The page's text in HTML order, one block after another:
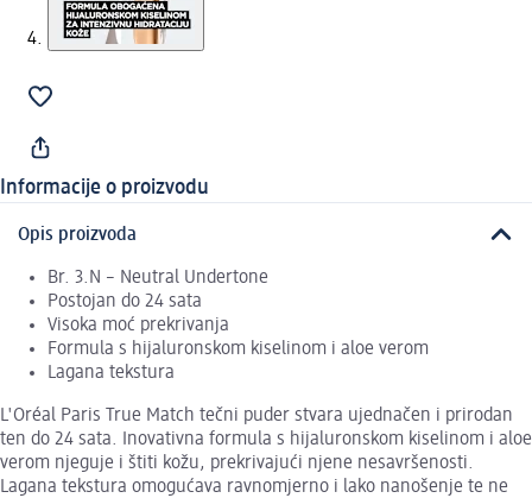
Informacije o proizvodu
Opis proizvoda
Br. 3.N – Neutral Undertone
Postojan do 24 sata
Visoka moć prekrivanja
Formula s hijaluronskom kiselinom i aloe verom
Lagana tekstura
L'Oréal Paris True Match tečni puder stvara ujednačen i prirodan
ten do 24 sata. Inovativna formula s hijaluronskom kiselinom i aloe
verom njeguje i štiti kožu, prekrivajući njene nesavršenosti.
Lagana tekstura omogućava ravnomjerno i lako nanošenje te ne